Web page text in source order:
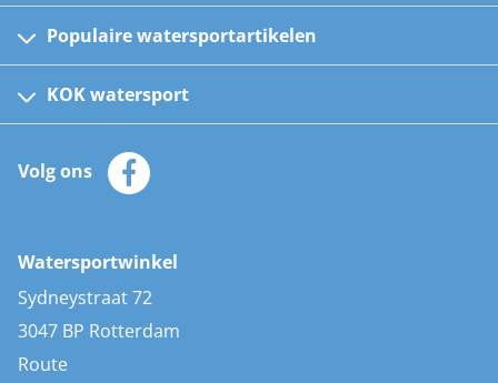
Populaire watersportartikelen
Kinder reddingsvesten
Automatische reddingsvesten
Zeilkleding
Zonnepanelen
AIS transponders
Stootwillen en fenders
Bootkussens
Zwemtrappen
KOK watersport
Klantenservice
Merken
Volg ons
Watersportwinkel
Sydneystraat 72
3047 BP Rotterdam
Route